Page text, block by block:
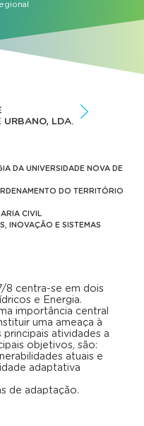
URBANO, LDA.
DA UNIVERSIDADE NOVA DE
DO TERRITÓRIO
CIVIL
INOVAÇÃO E SISTEMAS
8 centra-se em dois
e Energia.
importância central
uma ameaça à
principais atividades a
objetivos, são:
atuais e
adaptativa
de adaptação.